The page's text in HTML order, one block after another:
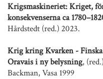
Krigsmaskineriet: Kriget,
konsekvenserna ca
Hårdstedt (red.) 2023.
Krig kring Kvarken -
Oravais i ny belysning,
Backman, Vasa 1999